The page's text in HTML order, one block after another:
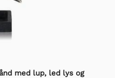
med lup, led lys og